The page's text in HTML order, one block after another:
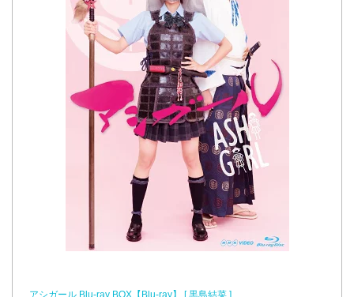
アシガール Blu-ray BOX【Blu-ray】 [ 黒島結菜 ]